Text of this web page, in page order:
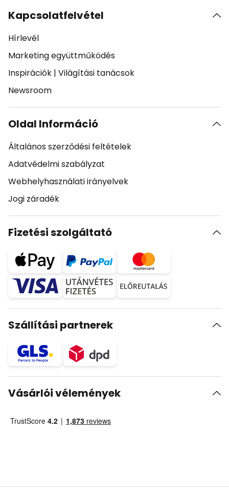
Kapcsolatfelvétel
Hírlevél
Marketing együttműködés
Inspirációk | Világítási tanácsok
Newsroom
Oldal Információ
Általános szerződési feltételek
Adatvédelmi szabályzat
Webhelyhasználati irányelvek
Jogi záradék
Fizetési szolgáltató
Szállítási partnerek
Vásárlói vélemények